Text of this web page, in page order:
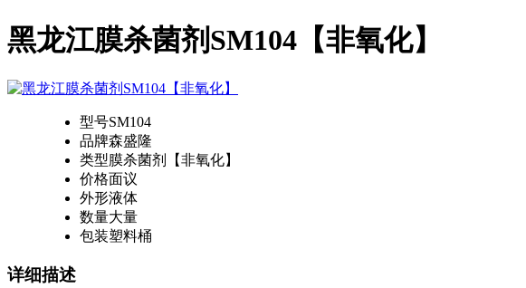
黑龙江膜杀菌剂SM104【非氧化】
型号SM104
品牌森盛隆
类型膜杀菌剂【非氧化】
价格面议
外形液体
数量大量
包装塑料桶
详细描述